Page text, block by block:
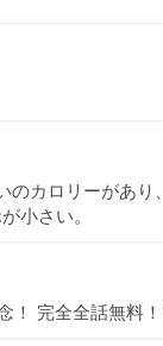
カロリーがあり
小さい。
！ 完全全話無料